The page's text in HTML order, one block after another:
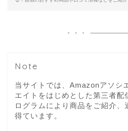
Note
当サイトでは、Amazonアソシ
エイトをはじめとした第三者配
ログラムにより商品をご紹介、
得ています。